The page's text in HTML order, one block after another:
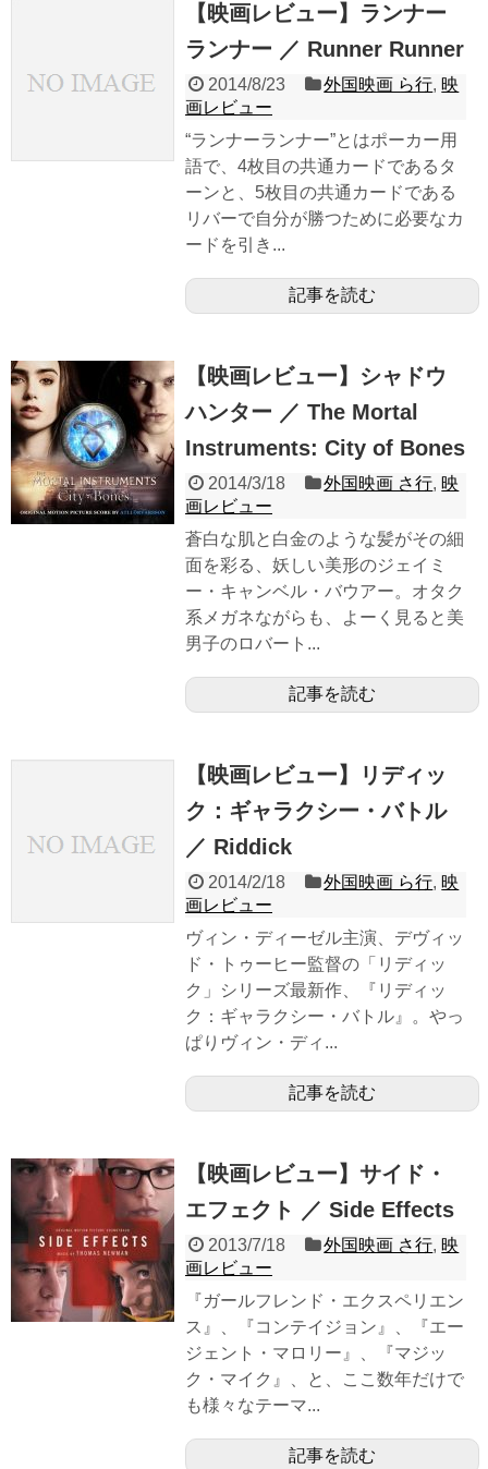
【映画レビュー】ランナー
ランナー ／ Runner Runner
2014/8/23 外国映画 ら行, 映
画レビュー
“ランナーランナー”とはポーカー用
語で、4枚目の共通カードであるタ
ーンと、5枚目の共通カードである
リバーで自分が勝つために必要なカ
ードを引き...
記事を読む
【映画レビュー】シャドウ
ハンター ／ The Mortal
Instruments: City of Bones
2014/3/18 外国映画 さ行, 映
画レビュー
蒼白な肌と白金のような髪がその細
面を彩る、妖しい美形のジェイミ
ー・キャンベル・バウアー。オタク
系メガネながらも、よーく見ると美
男子のロバート...
記事を読む
【映画レビュー】リディッ
ク：ギャラクシー・バトル
／ Riddick
2014/2/18 外国映画 ら行, 映
画レビュー
ヴィン・ディーゼル主演、デヴィッ
ド・トゥーヒー監督の「リディッ
ク」シリーズ最新作、『リディッ
ク：ギャラクシー・バトル』。やっ
ぱりヴィン・ディ...
記事を読む
【映画レビュー】サイド・
エフェクト ／ Side Effects
2013/7/18 外国映画 さ行, 映
画レビュー
『ガールフレンド・エクスペリエン
ス』、『コンテイジョン』、『エー
ジェント・マロリー』、『マジッ
ク・マイク』、と、ここ数年だけで
も様々なテーマ...
記事を読む